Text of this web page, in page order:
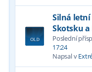
Silná
Skotsku a
Poslední
17:24
Napsal v